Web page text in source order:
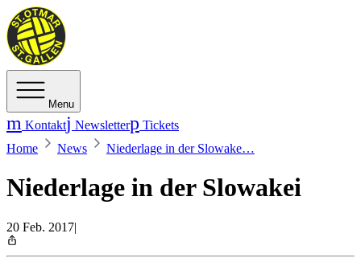
Menu
Kontakt Newsletter
Tickets
Home
News Niederlage in der Slowake…
Niederlage in der Slowakei
20 Feb. 2017|